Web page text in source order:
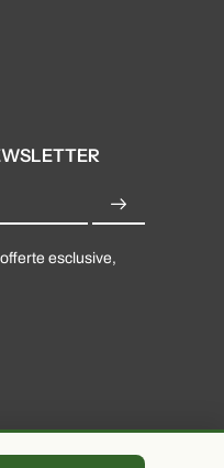
esclusive,